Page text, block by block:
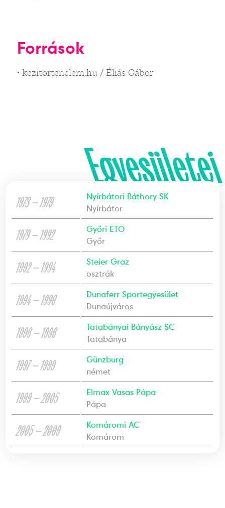
Források
• kezitortenelem.hu / Éliás Gábor
Egyesületei
1973 — 1979
Nyírbátori Báthory SK
Nyírbátor
1979 — 1992
Győri ETO
Győr
1992 — 1994
Steier Graz
osztrák
1994 — 1996
Dunaferr Sportegyesület
Dunaújváros
1996 — 1996
Tatabányai Bányász SC
Tatabánya
1997 — 1999
Günzburg
német
1999 — 2005
Elmax Vasas Pápa
Pápa
2005 — 2009
Komáromi AC
Komárom